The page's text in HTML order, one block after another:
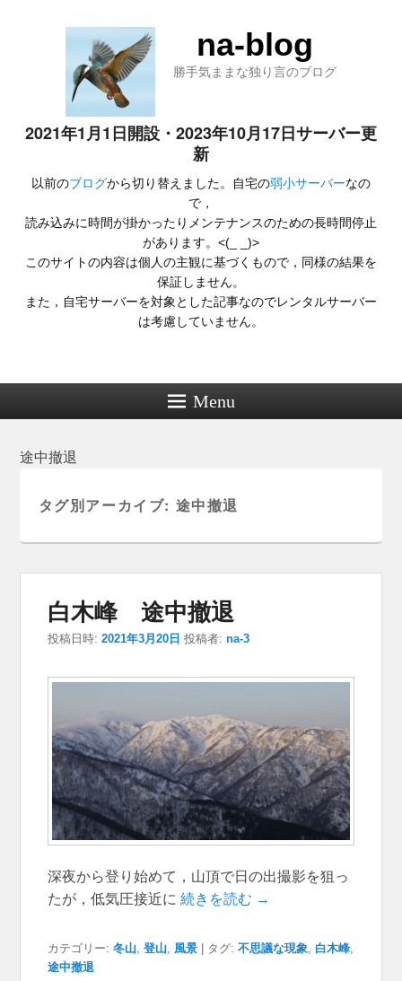
na-blog
勝手気ままな独り言のブログ
2021年1月1日開設・2023年10月17日サーバー更
新
以前のブログから切り替えました。自宅の弱小サーバーなの
で，
読み込みに時間が掛かったりメンテナンスのための長時間停止
があります。<(_ _)>
このサイトの内容は個人の主観に基づくもので，同様の結果を
保証しません。
また，自宅サーバーを対象とした記事なのでレンタルサーバー
は考慮していません。
Menu
途中撤退
タグ別アーカイブ: 途中撤退
白木峰 途中撤退
投稿日時:2021年3月20日 投稿者:na-3
深夜から登り始めて，山頂で日の出撮影を狙っ
たが，低気圧接近に続きを読む →
カテゴリー: 冬山,登山, 風景 タグ: 不思議な現象, 白木峰,
途中撤退